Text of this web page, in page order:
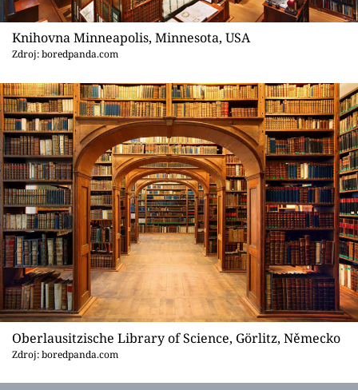
Knihovna Minneapolis, Minnesota, USA
Zdroj: boredpanda.com
Oberlausitzische Library of Science, Görlitz, Německo
Zdroj: boredpanda.com